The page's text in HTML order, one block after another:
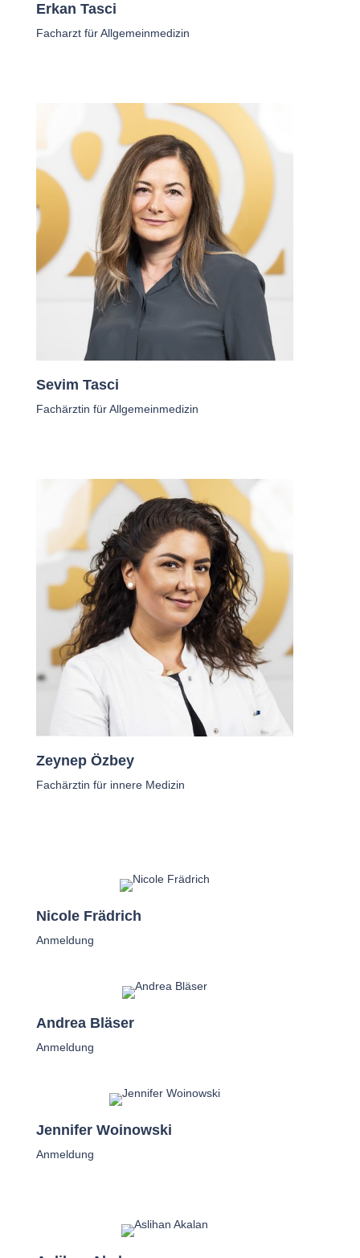
Erkan Tasci
Facharzt für Allgemeinmedizin
Sevim Tasci
Fachärztin für Allgemeinmedizin
Zeynep Özbey
Fachärztin für innere Medizin
Nicole Frädrich
Anmeldung
Andrea Bläser
Anmeldung
Jennifer Woinowski
Anmeldung